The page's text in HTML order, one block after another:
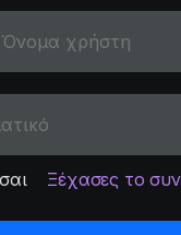
Ξέχασες το